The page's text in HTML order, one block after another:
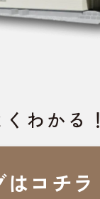
わかる！
コチラ